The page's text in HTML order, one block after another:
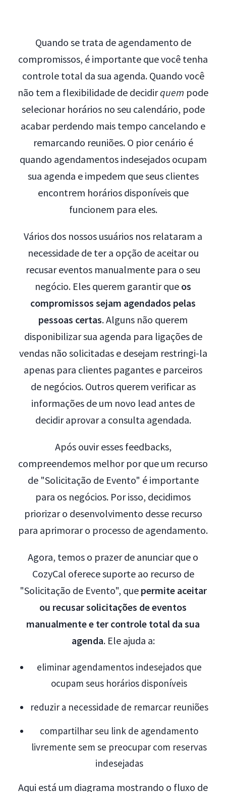
Quando se trata de agendamento de
compromissos, é importante que você tenha
controle total da sua agenda. Quando você
não tem a flexibilidade de decidirquem pode
selecionar horários no seu calendário, pode
acabar perdendo mais tempo cancelando e
remarcando reuniões. O pior cenário é
quando agendamentos indesejados ocupam
sua agenda e impedem que seus clientes
encontrem horários disponíveis que
funcionem para eles.
Vários dos nossos usuários nos relataram a
necessidade de ter a opção de aceitar ou
recusar eventos manualmente para o seu
negócio. Eles querem garantir que os
compromissos sejam agendados pelas
pessoas certas. Alguns não querem
disponibilizar sua agenda para ligações de
vendas não solicitadas e desejam restringi-la
apenas para clientes pagantes e parceiros
de negócios. Outros querem verificar as
informações de um novo lead antes de
decidir aprovar a consulta agendada.
Após ouvir esses feedbacks,
compreendemos melhor por que um recurso
de "Solicitação de Evento" é importante
para os negócios. Por isso, decidimos
priorizar o desenvolvimento desse recurso
para aprimorar o processo de agendamento.
Agora, temos o prazer de anunciar que o
CozyCal oferece suporte ao recurso de
"Solicitação de Evento", que permite aceitar
ou recusar solicitações de eventos
manualmente e ter controle total da sua
agenda. Ele ajuda a:
eliminar agendamentos indesejados que
ocupam seus horários disponíveis
reduzir a necessidade de remarcar reuniões
compartilhar seu link de agendamento
livremente sem se preocupar com reservas
indesejadas
Aqui está um diagrama mostrando o fluxo de